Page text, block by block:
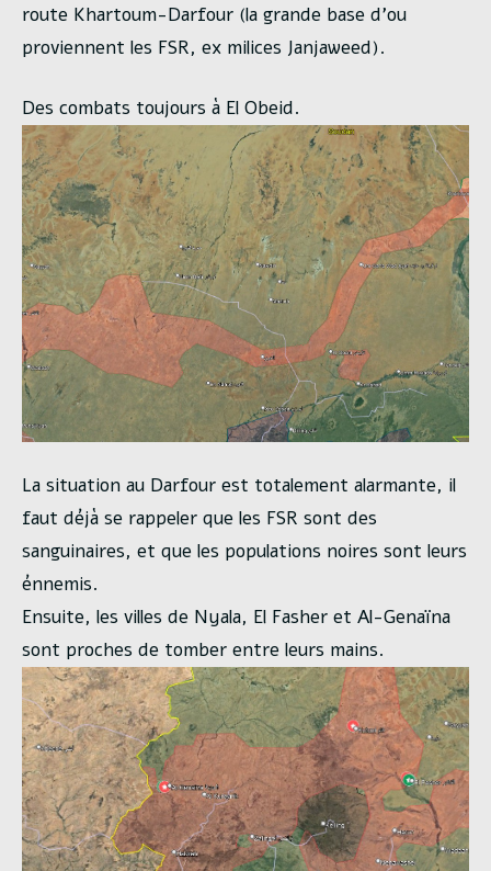
route Khartoum-Darfour (la grande base d’ou
proviennent les FSR, ex milices Janjaweed).
Des combats toujours à El Obeid.
La situation au Darfour est totalement alarmante, il
faut déjà se rappeler que les FSR sont des
sanguinaires, et que les populations noires sont leurs
énnemis.
Ensuite, les villes de Nyala, El Fasher et Al-Genaïna
sont proches de tomber entre leurs mains.